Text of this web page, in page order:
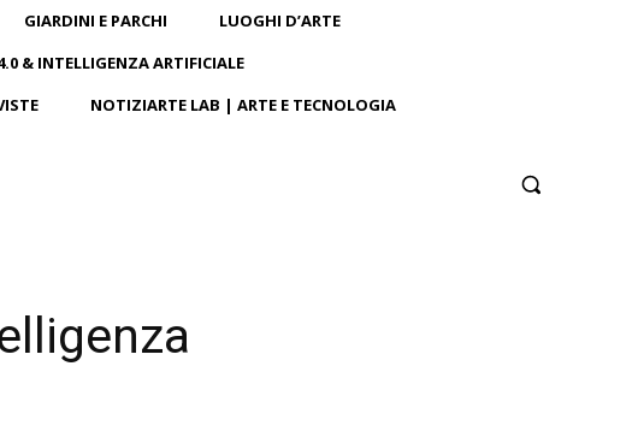
GIARDINI E PARCHI
LUOGHI D’ARTE
& INTELLIGENZA ARTIFICIALE
NOTIZIARTE LAB | ARTE E TECNOLOGIA